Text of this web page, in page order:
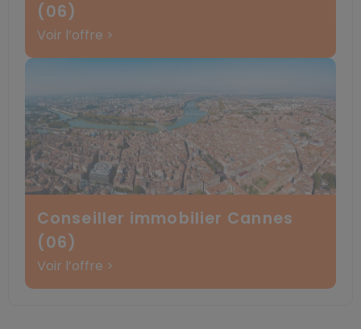
(06)
Voir l’offre >
Conseiller immobilier Cannes
(06)
Voir l’offre >